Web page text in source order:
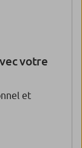
votre
et